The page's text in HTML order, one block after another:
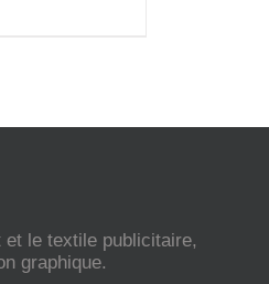
le textile publicitaire,
graphique.